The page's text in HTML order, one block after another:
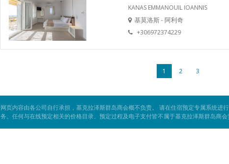
KANAS EMMANOUIL IOANNIS
基莫洛斯 - 阿利奇
+306972374229
1 2 3
网页内容由各公司自行承担，基克拉泽斯群岛商会概不负责。 请在住宿预定专属系统进
务。任何与在线预定相关的价格目录、预定过程及电子支付皆不属于基克拉泽斯群岛商会